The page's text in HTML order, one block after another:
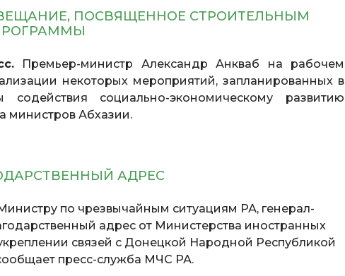
ПОСВЯЩЕННОЕ СТРОИТЕЛЬНЫМ
Премьер-министр Александр Анкваб на рабочем
некоторых мероприятий, запланированных в
социально-экономическому развитию
министров Абхазии.
АДРЕС
по чрезвычайным ситуациям РА, генерал-
адрес от Министерства иностранных
связей с Донецкой Народной Республикой
пресс-служба МЧС РА.